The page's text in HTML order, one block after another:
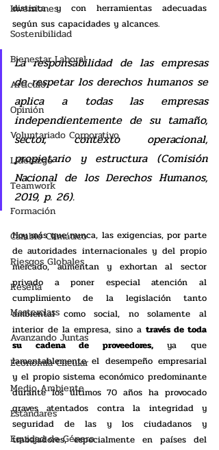
Inversiones
Sostenibilidad
Bienestar Laboral
Artículo
Opinión
Voluntariado Corporativo
Liderazgo
Teamwork
Formación
Cambio Climático
Riesgos Globales
Reseña
Masterclass
Avanzando Juntas
Economía Circular
Medio Ambiente
Estándares
Equidad de Género
distinta y con herramientas adecuadas
según sus capacidades y alcances.
La responsabilidad de las empresas
de respetar los derechos humanos se
aplica a todas las empresas
independientemente de su tamaño,
sector, contexto operacional,
propietario y estructura (Comisión
Nacional de los Derechos Humanos,
2019, p. 26).
Hoy más que nunca, las exigencias, por parte
de autoridades internacionales y del propio
mercado, aumentan y exhortan al sector
privado a poner especial atención al
cumplimiento de la legislación tanto
ambiental como social, no solamente al
interior de la empresa, sino a través de toda
su cadena de proveedores, ya que
lamentablemente el desempeño empresarial
y el propio sistema económico predominante
durante los últimos 70 años ha provocado
graves atentados contra la integridad y
seguridad de las y los ciudadanos y
trabajadores, especialmente en países del